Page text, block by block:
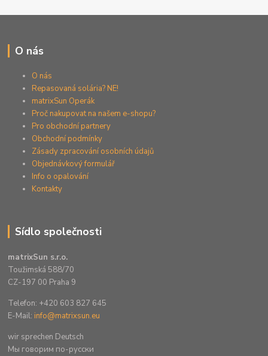
O nás
O nás
Repasovaná solária? NE!
matrixSun Operák
Proč nakupovat na našem e-shopu?
Pro obchodní partnery
Obchodní podmínky
Zásady zpracování osobních údajů
Objednávkový formulář
Info o opalování
Kontakty
Sídlo společnosti
matrixSun s.r.o.
Toužimská 588/70
CZ-197 00 Praha 9
Telefon: +420 603 827 645
E-Mail: info@matrixsun.eu
wir sprechen Deutsch
Mы говорим по-русски